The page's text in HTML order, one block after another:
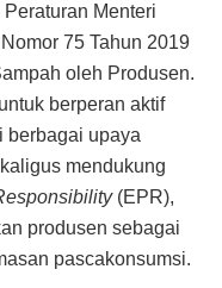
Menteri
75 Tahun 2019
oleh Produsen.
berperan aktif
berbagai upaya
mendukung
(EPR),
produsen sebagai
pascakonsumsi.